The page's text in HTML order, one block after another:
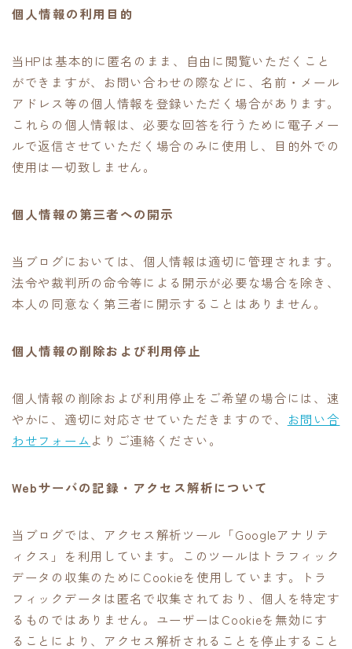
個人情報の利用目的
当HPは基本的に匿名のまま、自由に閲覧いただくこと
ができますが、お問い合わせの際などに、名前・メール
アドレス等の個人情報を登録いただく場合があります。
これらの個人情報は、必要な回答を行うために電子メー
ルで返信させていただく場合のみに使用し、目的外での
使用は一切致しません。
個人情報の第三者への開示
当ブログにおいては、個人情報は適切に管理されます。
法令や裁判所の命令等による開示が必要な場合を除き、
本人の同意なく第三者に開示することはありません。
個人情報の削除および利用停止
個人情報の削除および利用停止をご希望の場合には、速
やかに、適切に対応させていただきますので、
お問い合
わせフォーム よりご連絡ください。
Webサーバの記録・アクセス解析について
当ブログでは、アクセス解析ツール「Googleアナリテ
ィクス」を利用しています。このツールはトラフィック
データの収集のためにCookieを使用しています。トラ
フィックデータは匿名で収集されており、個人を特定す
るものではありません。ユーザーはCookieを無効にす
ることにより、アクセス解析されることを停止すること